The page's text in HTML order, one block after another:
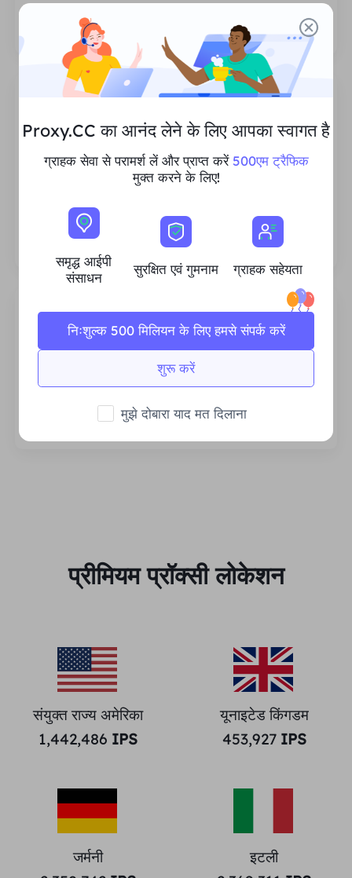
सीमा नहीं है।
समृद्ध आवासीय आईपी संसाधन
हम सुनिश्चित करते हैं कि हमारे आईपी प्रॉक्सी संसाधन स्थिर
और विश्वसनीय हैं, और हम हर ग्राहक की जरूरतों को पूरा
करने के लिए वर्तमान प्रॉक्सी पूल का विस्तार करने का
लगातार प्रयास करते हैं।
प्रचुर मात्रा में बैंडविड्थ व्यावसायिक मांगों का समर्थन करता
प्रीमियम प्रॉक्सी लोकेशन
संयुक्त राज्य अमेरिका
1,442,486 IPS
यूनाइटेड किंगडम
453,927IPS
जर्मनी
इटली
Proxy.CC का आनंद लेने के लिए आपका स्वागत है
ग्राहक सेवा से परामर्श लें और प्राप्त करें 500एम ट्रैफिक
मुक्त करने के लिए!
समृद्ध आईपी
संसाधन
सुरक्षित एवं गुमनाम ग्राहक सहेयता
शुरू करें
निःशुल्क 500 मिलियन के लिए हमसे संपर्क करें
मुझे दोबारा याद मत दिलाना